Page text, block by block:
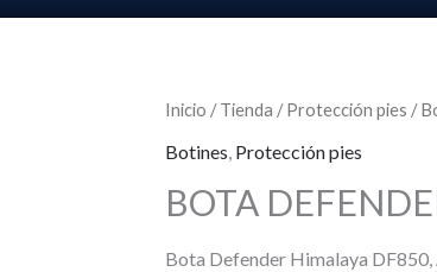
Inicio /Tienda /Protección pies /
Botines, Protección pies
BOTA
Bota Defender Himalaya